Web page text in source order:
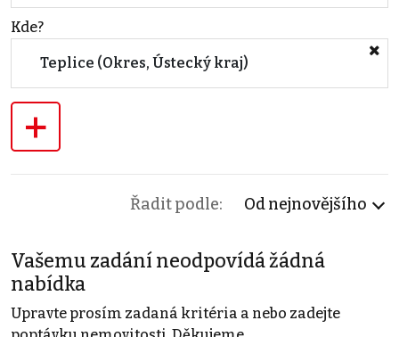
Kde?
Teplice (Okres, Ústecký kraj)
+
Řadit podle: Od nejnovějšího
Vašemu zadání neodpovídá žádná
nabídka
Upravte prosím zadaná kritéria a nebo zadejte